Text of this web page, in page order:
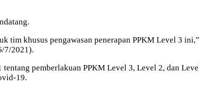
tim khusus pengawasan penerapan PPKM Level 3
7/2021).
pemberlakuan PPKM Level 3, Level 2, dan
19.